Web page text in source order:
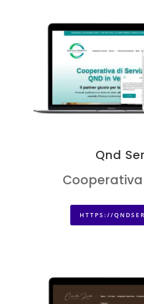
Qnd
Cooperativa
HTTPS://